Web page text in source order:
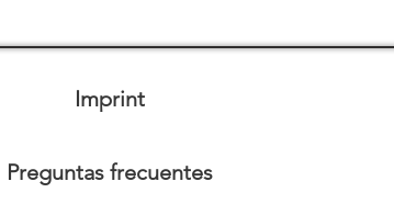
Imprint
Preguntas frecuentes